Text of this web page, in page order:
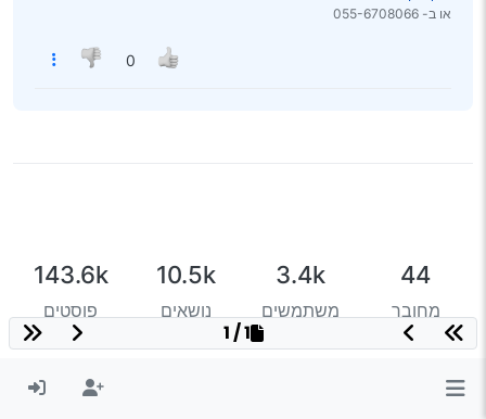
או ב- 055-6708066
0
44
מחובר
3.4k
משתמשים
10.5k
נושאים
143.6k
פוסטים
1 / 1